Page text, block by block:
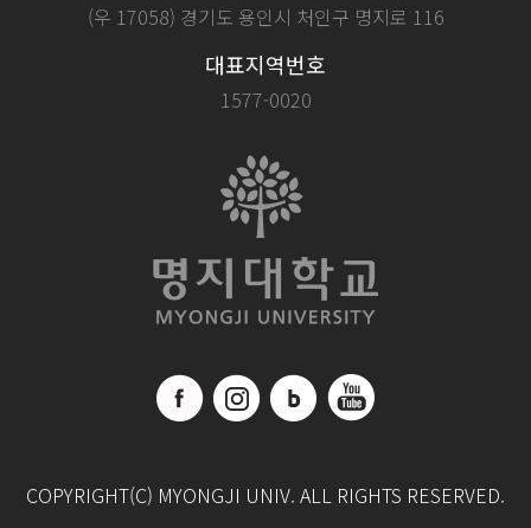
(우 17058) 경기도 용인시 처인구 명지로 116
대표지역번호
1577-0020
COPYRIGHT(C) MYONGJI UNIV. ALL RIGHTS RESERVED.